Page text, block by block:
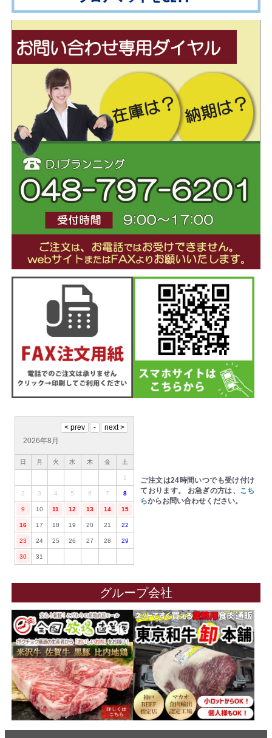
2026年8月
日 月 火 水 木 金 土
1
2 3 4 5 6 7 8
9 10 11 12 13 14 15
16 17 18 19 20 21 22
23 24 25 26 27 28 29
30 31
ご注文は24時間いつでも受け付け
ております。 お急ぎの方は、 こち
らからお問い合わせください。
グループ会社